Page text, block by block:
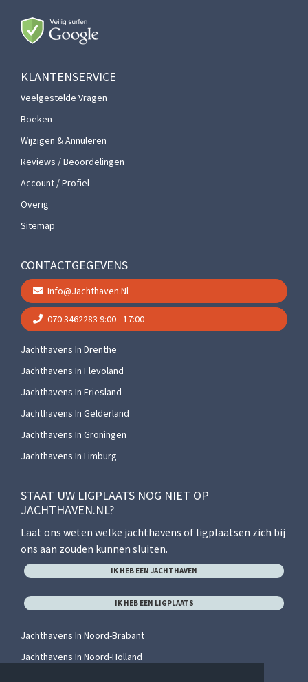
KLANTENSERVICE
Veelgestelde Vragen
Boeken
Wijzigen & Annuleren
Reviews / Beoordelingen
Account / Profiel
Overig
Sitemap
CONTACTGEGEVENS
Info@jachthaven.nl
070 3462283 9:00 - 17:00
Jachthavens In Drenthe
Jachthavens In Flevoland
Jachthavens In Friesland
Jachthavens In Gelderland
Jachthavens In Groningen
Jachthavens In Limburg
STAAT UW LIGPLAATS NOG NIET OP
JACHTHAVEN.NL?
Laat ons weten welke jachthavens of ligplaatsen zich bij
ons aan zouden kunnen sluiten.
IK HEB EEN JACHTHAVEN
IK HEB EEN LIGPLAATS
Jachthavens In Noord-Brabant
Jachthavens In Noord-Holland